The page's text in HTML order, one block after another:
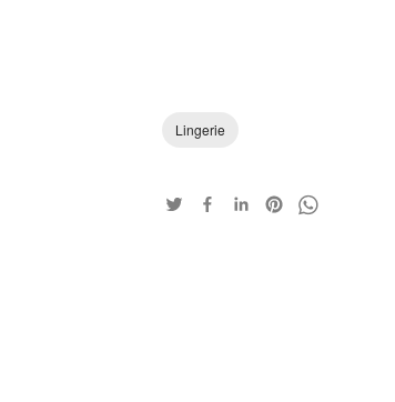
Lingerie